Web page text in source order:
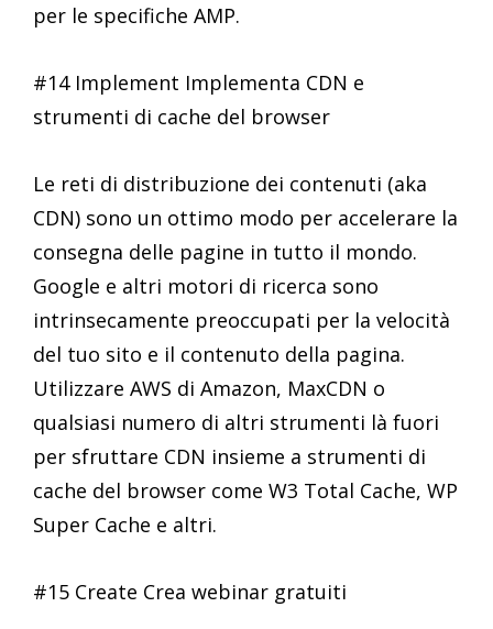
per le specifiche AMP.
#14 Implement Implementa CDN e
strumenti di cache del browser
Le reti di distribuzione dei contenuti (aka
CDN) sono un ottimo modo per accelerare la
consegna delle pagine in tutto il mondo.
Google e altri motori di ricerca sono
intrinsecamente preoccupati per la velocità
del tuo sito e il contenuto della pagina.
Utilizzare AWS di Amazon, MaxCDN o
qualsiasi numero di altri strumenti là fuori
per sfruttare CDN insieme a strumenti di
cache del browser come W3 Total Cache, WP
Super Cache e altri.
#15 Create Crea webinar gratuiti